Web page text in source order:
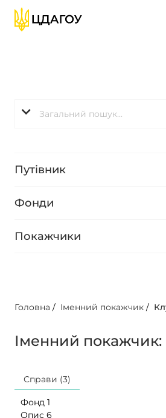
Путівник
Фонди
Покажчики
Головна / Іменний покажчик /
Іменний покажчик:
Справи (3)
Фонд 1
Опис 6